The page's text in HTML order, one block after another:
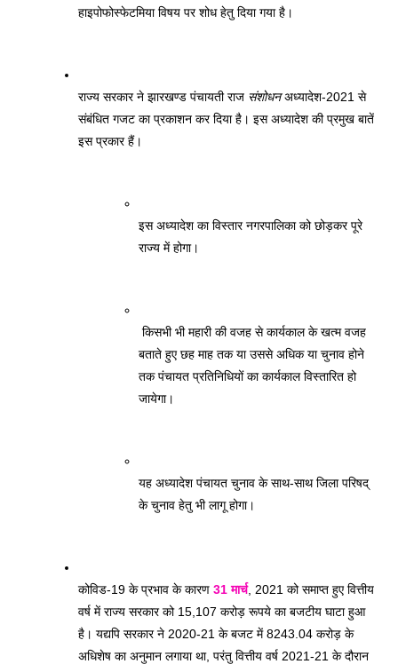
हाइपोफोस्फेटमिया विषय पर शोध हेतु दिया गया है।
राज्य सरकार ने झारखण्ड पंचायती राज संशोधन अध्यादेश-2021 से
संबंधित गजट का प्रकाशन कर दिया है। इस अध्यादेश की प्रमुख बातें
इस प्रकार हैं।
इस अध्यादेश का विस्तार नगरपालिका को छोड़कर पूरे
राज्य में होगा।
किसभी भी महारी की वजह से कार्यकाल के खत्म वजह
बताते हुए छह माह तक या उससे अधिक या चुनाव होने
तक पंचायत प्रतिनिधियों का कार्यकाल विस्तारित हो
जायेगा।
यह अध्यादेश पंचायत चुनाव के साथ-साथ जिला परिषद्
के चुनाव हेतु भी लागू होगा।
कोविड-19 के प्रभाव के कारण 31 मार्च, 2021 को समाप्त हुए वित्तीय
वर्ष में राज्य सरकार को 15,107 करोड़ रूपये का बजटीय घाटा हुआ
है। यद्यपि सरकार ने 2020-21 के बजट में 8243.04 करोड़ के
अधिशेष का अनुमान लगाया था, परंतु वित्तीय वर्ष 2021-21 के दौरान